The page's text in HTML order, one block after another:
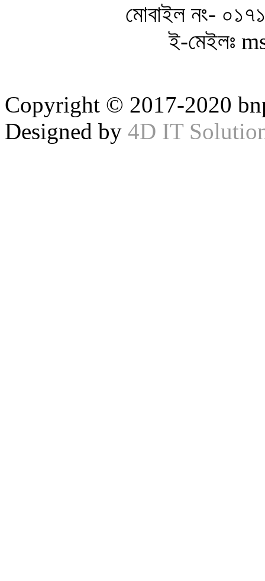
মোবাইল নং-
ই-মেইলঃ
Copyright © 2017-2020
Designed by 4D IT